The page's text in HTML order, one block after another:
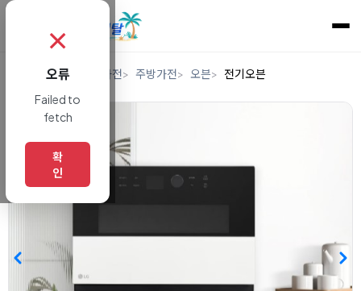
렌탈 디지털/가전 주방가전 오븐 전기오븐
✗
오류
Failed to
fetch
확
인